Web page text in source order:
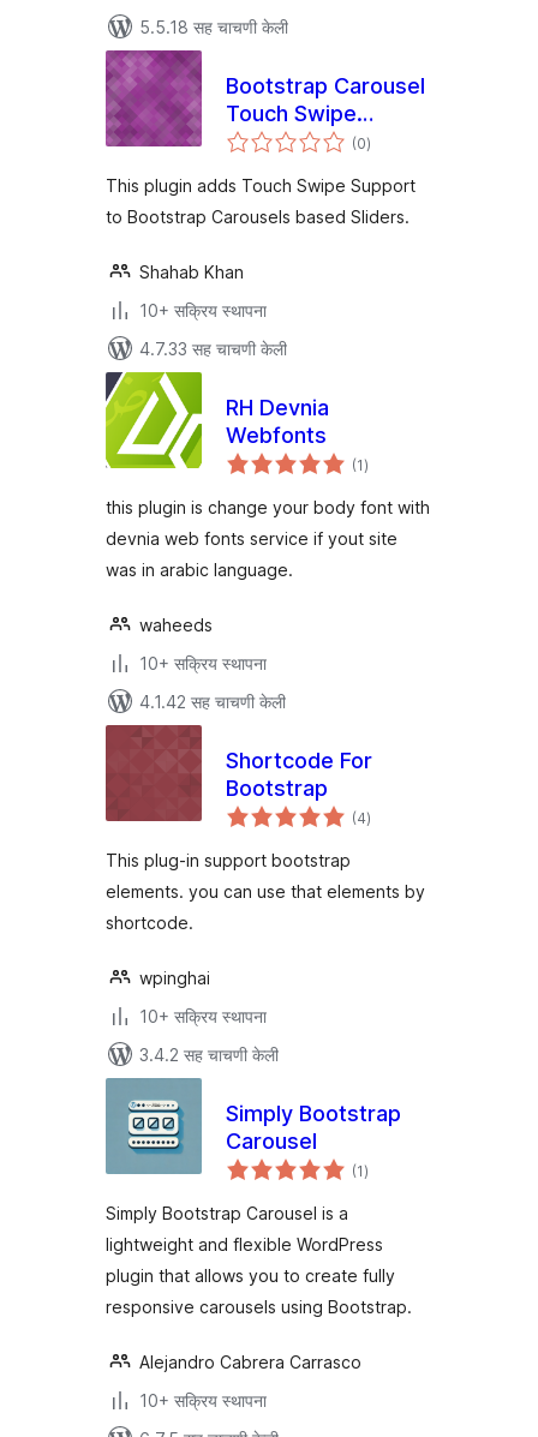
5.5.18 सह चाचणी केली
Bootstrap Carousel
Touch Swipe
Support
(0एकूण
मूल्यांकन
)
This plugin adds Touch Swipe Support
to Bootstrap Carousels based Sliders.
Shahab Khan
10+ सक्रिय स्थापना
4.7.33 सह चाचणी केली
RH Devnia
Webfonts
(1एकूण
मूल्यांकन
)
this plugin is change your body font with
devnia web fonts service if yout site
was in arabic language.
waheeds
10+ सक्रिय स्थापना
4.1.42 सह चाचणी केली
Shortcode For
Bootstrap
(4एकूण
मूल्यांकन
)
This plug-in support bootstrap
elements. you can use that elements by
shortcode.
wpinghai
10+ सक्रिय स्थापना
3.4.2 सह चाचणी केली
Simply Bootstrap
Carousel
(1एकूण
मूल्यांकन
)
Simply Bootstrap Carousel is a
lightweight and flexible WordPress
plugin that allows you to create fully
responsive carousels using Bootstrap.
Alejandro Cabrera Carrasco
10+ सक्रिय स्थापना